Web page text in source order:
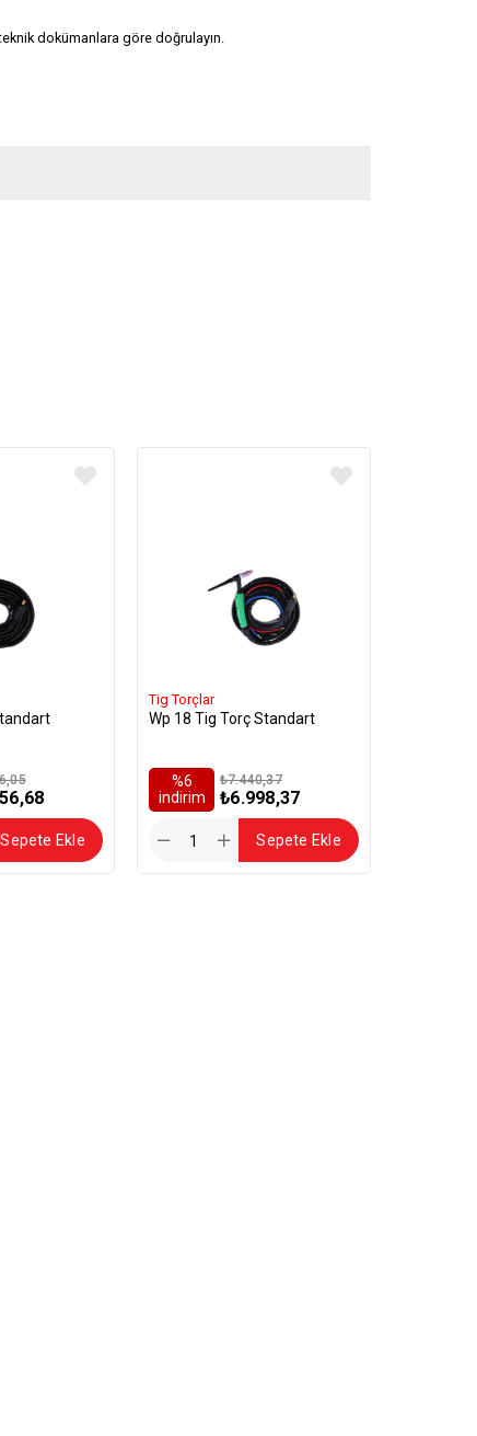
dokümanlara göre doğrulayın.
Sepete Ekle
Tig Torçlar
Wp 18 Tig Torç Standart
%6
i̇ndirim
₺6.998,37
₺7.440,37
Sepete Ekle